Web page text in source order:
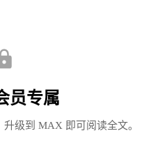
什么？ 万一管不好怎么
吗？
员专属
级到 MAX 即可阅读全文。